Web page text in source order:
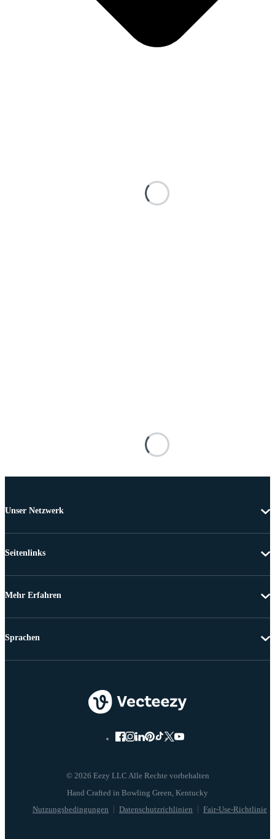
Unser Netzwerk
Seitenlinks
Mehr Erfahren
© 2026 Eezy LLC Alle Rechte vorbehalten
Nutzungsbedingungen Datenschutzrichlinien Fair-Use-Richtlinie
Sprachen